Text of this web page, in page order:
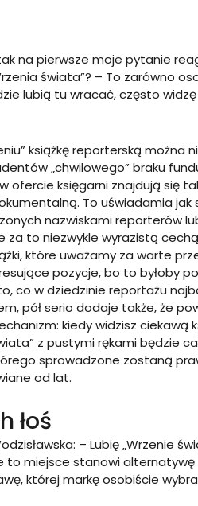
tak na pierwsze moje pytanie
świata”? – To zarówno
lubią tu wracać, często
książkę reporterską można
„chwilowego” braku
ofercie księgarni znajdują się
To uświadamia
nazwiskami reporterów
za to niezwykle wyrazistą
które uważamy za warte
pozycje, bo to byłoby
co w dziedzinie reportażu
pół serio dodaje także, że
kiedy widzisz ciekawą
z pustymi rękami będzie
sprowadzone zostaną
od lat.
łoś
– Lubię „Wrzenie
to miejsce stanowi
której markę osobiście